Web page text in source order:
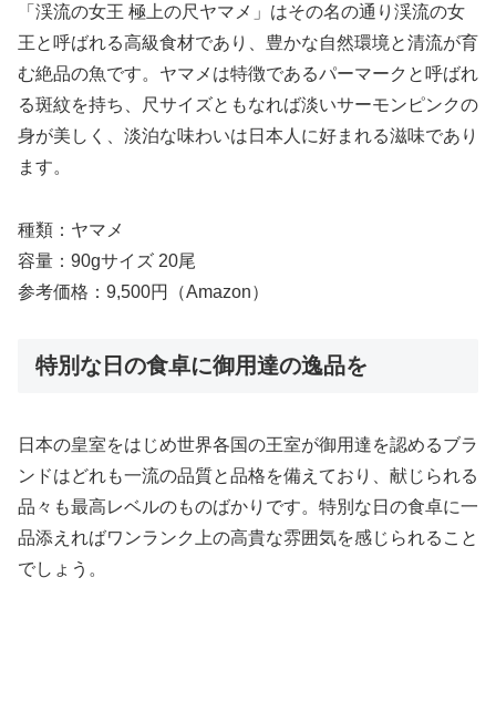
「渓流の女王 極上の尺ヤマメ」はその名の通り渓流の女
王と呼ばれる高級食材であり、豊かな自然環境と清流が育
む絶品の魚です。ヤマメは特徴であるパーマークと呼ばれ
る斑紋を持ち、尺サイズともなれば淡いサーモンピンクの
身が美しく、淡泊な味わいは日本人に好まれる滋味であり
ます。
種類：ヤマメ
容量：90gサイズ 20尾
参考価格：9,500円（Amazon）
特別な日の食卓に御用達の逸品を
日本の皇室をはじめ世界各国の王室が御用達を認めるブラ
ンドはどれも一流の品質と品格を備えており、献じられる
品々も最高レベルのものばかりです。特別な日の食卓に一
品添えればワンランク上の高貴な雰囲気を感じられること
でしょう。